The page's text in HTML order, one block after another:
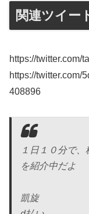
関連ツイー
https://twitter.com/
https://twitter.com/
408896
１日１０分で
を紹介中だよ
凱旋